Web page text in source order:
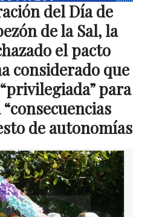
del Día de
de la Sal, la
el pacto
considerado que
para
de autonomías